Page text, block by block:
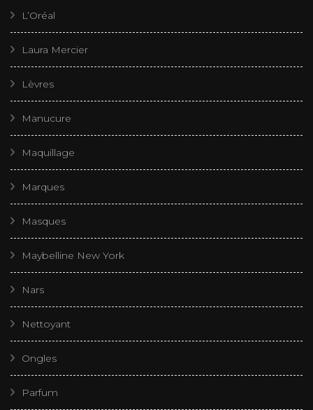
L’Oréal
Laura Mercier
Lèvres
Manucure
Maquillage
Marques
Masques
Maybelline New York
Nars
Nettoyant
Ongles
Parfum